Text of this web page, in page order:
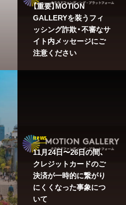
【重要】MOTION
GALLERYを装うフィ
ッシング詐欺・不審なサ
イト内メッセージにご
注意ください
news
11月24日〜26日の間、
クレジットカードのご
決済が一時的に繋がり
にくくなった事象につ
いて